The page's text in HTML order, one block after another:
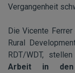
Vergangenheit
Die Vicente
Rural
RDT/WDT,
Arbeit in den